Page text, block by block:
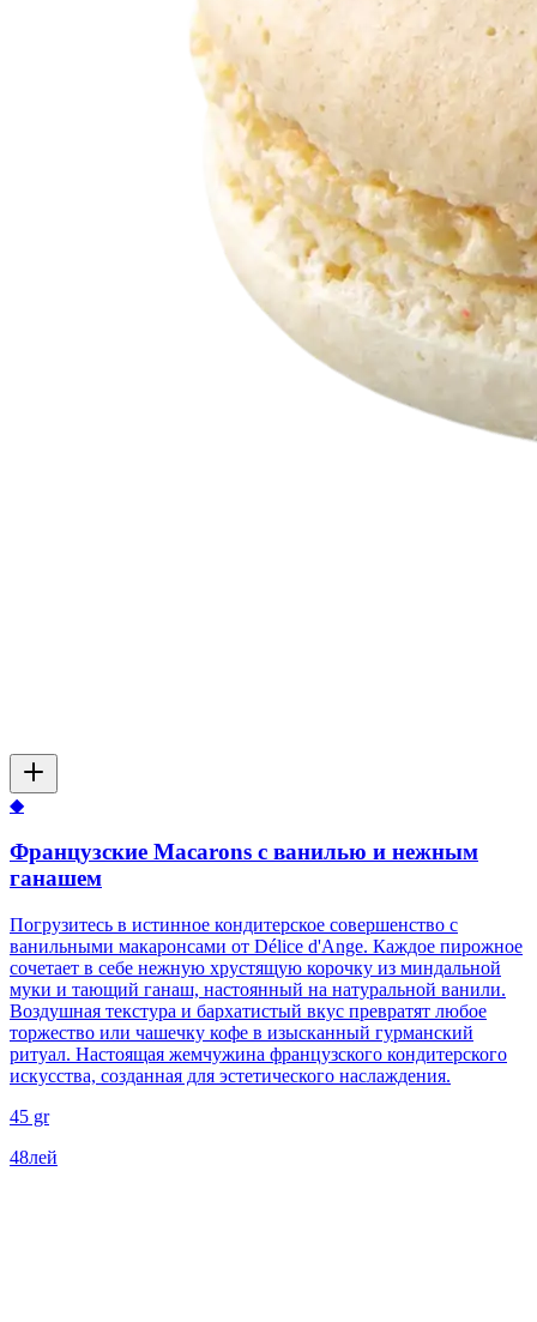
◆
Французские Macarons с ванилью и нежным
ганашем
Погрузитесь в истинное кондитерское совершенство с
ванильными макаронсами от Délice d'Ange. Каждое пирожное
сочетает в себе нежную хрустящую корочку из миндальной
муки и тающий ганаш, настоянный на натуральной ванили.
Воздушная текстура и бархатистый вкус превратят любое
торжество или чашечку кофе в изысканный гурманский
ритуал. Настоящая жемчужина французского кондитерского
искусства, созданная для эстетического наслаждения.
45 gr
48лей